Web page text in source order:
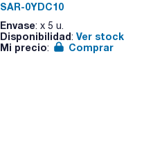
SAR-0YDC10
Envase: x 5 u.
Disponibilidad: Ver stock
Mi precio: Comprar